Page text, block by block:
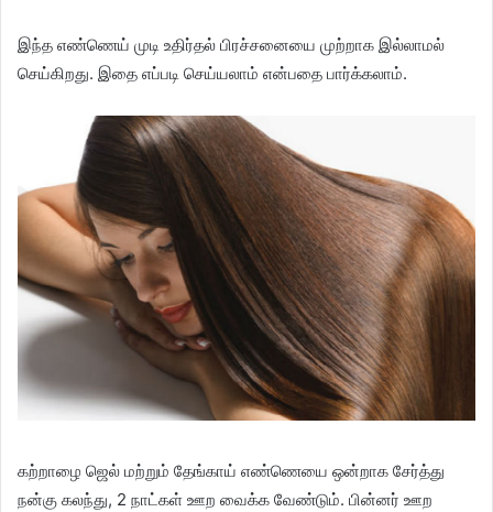
இந்த எண்ணெய் முடி உதிர்தல் பிரச்சனையை முற்றாக இல்லாமல்
செய்கிறது. இதை எப்படி செய்யலாம் என்பதை பார்க்கலாம்.
கற்றாழை ஜெல் மற்றும் தேங்காய் எண்ணெயை ஒன்றாக சேர்த்து
நன்கு கலந்து, 2 நாட்கள் ஊற வைக்க வேண்டும். பின்னர் ஊற